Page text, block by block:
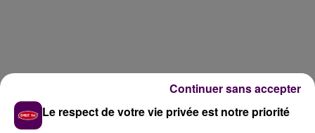
Le respect de votre vie privée est notre priorité
Continuer sans accepter